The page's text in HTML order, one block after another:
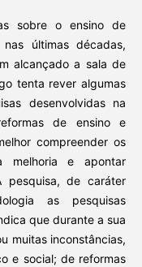
sobre o ensino de
últimas décadas,
alcançado a sala de
tenta rever algumas
desenvolvidas na
de ensino e
compreender os
melhoria e apontar
pesquisa, de caráter
as pesquisas
que durante a sua
muitas inconstâncias,
e social; de reformas